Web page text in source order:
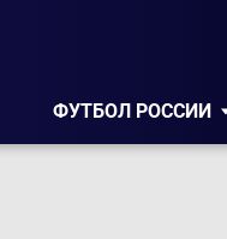
ФУТБОЛ РОССИИ